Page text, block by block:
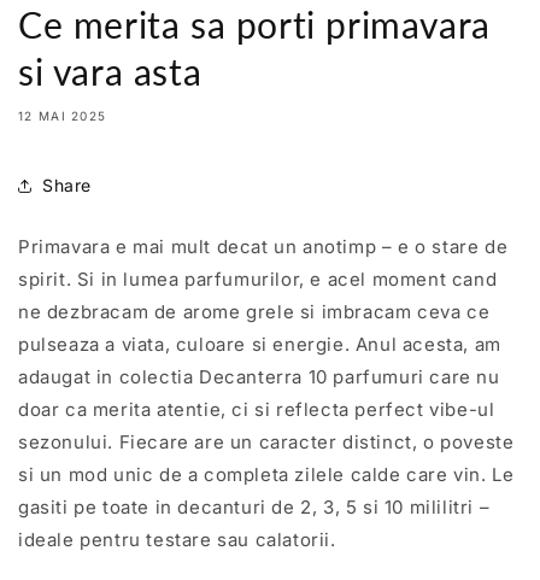
Ce merita sa porti primavara
si vara asta
12 MAI 2025
Share
Primavara e mai mult decat un anotimp – e o stare de
spirit. Si in lumea parfumurilor, e acel moment cand
ne dezbracam de arome grele si imbracam ceva ce
pulseaza a viata, culoare si energie. Anul acesta, am
adaugat in colectia Decanterra 10 parfumuri care nu
doar ca merita atentie, ci si reflecta perfect vibe-ul
sezonului. Fiecare are un caracter distinct, o poveste
si un mod unic de a completa zilele calde care vin. Le
gasiti pe toate in decanturi de 2, 3, 5 si 10 mililitri –
ideale pentru testare sau calatorii.